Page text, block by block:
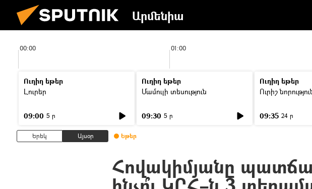
Արմենիա
00:00 01:00
Ուղիղ եթեր
Լուրեր
09:00 5 ր
Ուղիղ եթեր
Մամուլի տեսություն
09:30 5 ր
Ուղիղ եթեր
Ուրիշ
09:35 24 ր
Երեկ Այսօր Եթեր
Հովակիմյանը